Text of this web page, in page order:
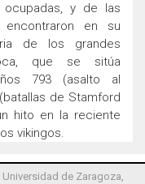
ocupadas, y de las
en su
de los grandes
que se sitúa
793 (asalto al
de Stamford
hito en la reciente
vikingos.
de Zaragoza,